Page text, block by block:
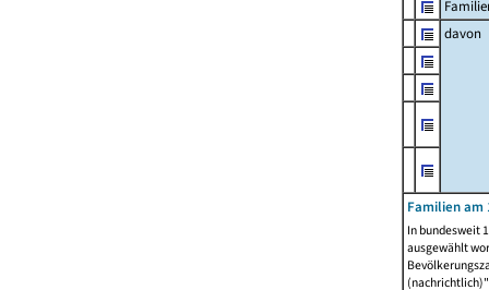
davon
Familien am
In bundesweit
ausgewählt